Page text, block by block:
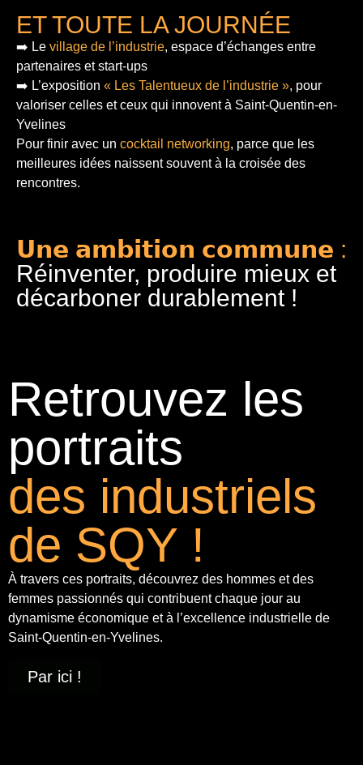
ET TOUTE LA JOURNÉE
➡️ Le village de l’industrie, espace d’échanges entre
partenaires et start-ups
➡️ L’exposition « Les Talentueux de l’industrie », pour
valoriser celles et ceux qui innovent à Saint-Quentin-en-
Yvelines
Pour finir avec un cocktail networking, parce que les
meilleures idées naissent souvent à la croisée des
rencontres.
𝗨𝗻𝗲 𝗮𝗺𝗯𝗶𝘁𝗶𝗼𝗻 𝗰𝗼𝗺𝗺𝘂𝗻𝗲 :
Réinventer, produire mieux et
décarboner durablement !
Retrouvez les
portraits
des industriels
de SQY !
À travers ces portraits, découvrez des hommes et des
femmes passionnés qui contribuent chaque jour au
dynamisme économique et à l’excellence industrielle de
Saint-Quentin-en-Yvelines.
Par ici !